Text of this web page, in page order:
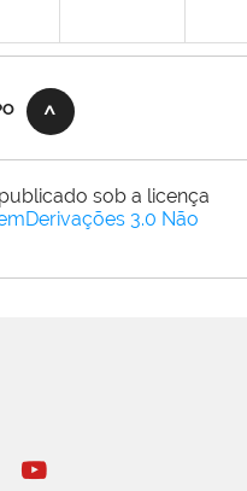
sob a licença
3.0 Não